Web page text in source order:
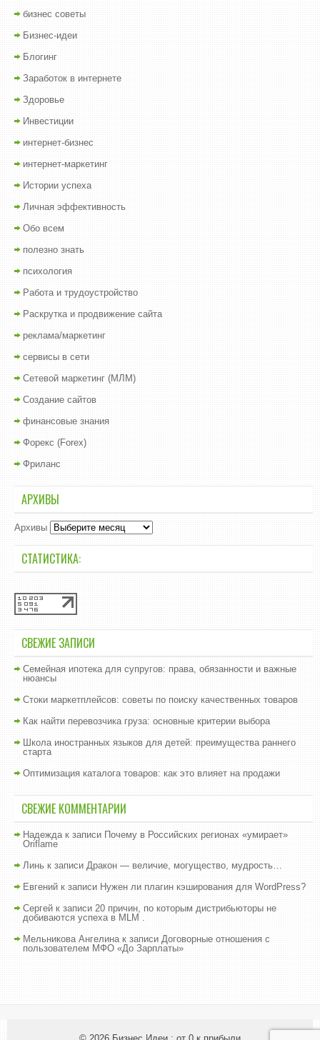
бизнес советы
Бизнес-идеи
Блогинг
Заработок в интернете
Здоровье
Инвестиции
интернет-бизнес
интернет-маркетинг
Истории успеха
Личная эффективность
Обо всем
полезно знать
психология
Работа и трудоустройство
Раскрутка и продвижение сайта
реклама/маркетинг
сервисы в сети
Сетевой маркетинг (МЛМ)
Создание сайтов
финансовые знания
Форекс (Forex)
Фриланс
АРХИВЫ
Архивы
СТАТИСТИКА:
СВЕЖИЕ ЗАПИСИ
Семейная ипотека для супругов: права, обязанности и важные
нюансы
Стоки маркетплейсов: советы по поиску качественных товаров
Как найти перевозчика груза: основные критерии выбора
Школа иностранных языков для детей: преимущества раннего
старта
Оптимизация каталога товаров: как это влияет на продажи
СВЕЖИЕ КОММЕНТАРИИ
Надеждак записи Почему в Российских регионах «умирает»
Oriflame
Линь к записи Дракон — величие, могущество, мудрость…
Евгений к записи Нужен ли плагин кэширования для WordPress?
Сергей к записи 20 причин, по которым дистрибьюторы не
добиваются успеха в MLM .
Мельникова Ангелинак записи Договорные отношения с
пользователем МФО «До Зарплаты»